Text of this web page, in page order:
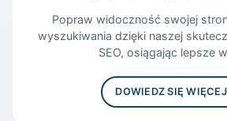
Popraw widoczność swojej
wyszukiwania dzięki naszej
SEO, osiągając lepsze
DOWIEDZ SIĘ WIĘCEJ